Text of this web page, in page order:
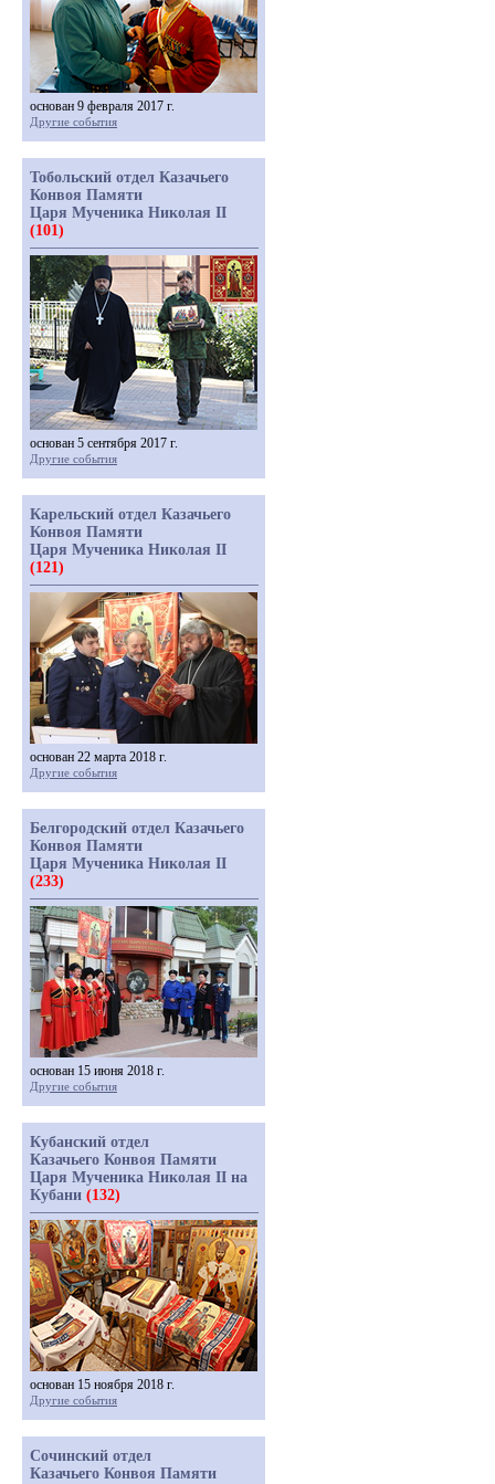
основан 9 февраля 2017 г.
Другие события
Тобольский отдел Казачьего
Конвоя Памяти
Царя Мученика Николая II
(101)
основан 5 сентября 2017 г.
Другие события
Карельский отдел Казачьего
Конвоя Памяти
Царя Мученика Николая II
(121)
основан 22 марта 2018 г.
Другие события
Белгородский отдел Казачьего
Конвоя Памяти
Царя Мученика Николая II
(233)
основан 15 июня 2018 г.
Другие события
Кубанский отдел
Казачьего Конвоя Памяти
Царя Мученика Николая II на
Кубани (132)
основан 15 ноября 2018 г.
Другие события
Сочинский отдел
Казачьего Конвоя Памяти